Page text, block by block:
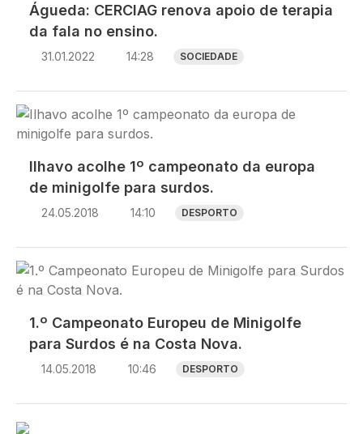
Águeda: CERCIAG renova apoio de terapia
da fala no ensino.
31.01.2022 14:28 SOCIEDADE
Imagem
Ilhavo acolhe 1º campeonato da europa
de minigolfe para surdos.
24.05.2018 14:10 DESPORTO
Imagem
1.º Campeonato Europeu de Minigolfe
para Surdos é na Costa Nova.
14.05.2018 10:46 DESPORTO